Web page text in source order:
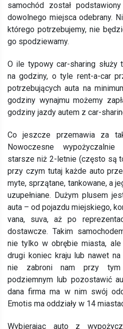
samochód został
dowolnego miejsca odebrany.
którego potrzebujemy, nie
go spodziewamy.
O ile typowy car-sharing służy
na godziny, o tyle rent-a-car
potrzebujących auta na
godziny wynajmu możemy
godziny jazdy autem z car-
Co jeszcze przemawia za
Nowoczesne
starsze niż 2-letnie (często są
przy czym tutaj każde auto
myte, sprzątane, tankowane, a
uzupełniane. Dużym plusem
auta – od pojazdu miejskiego,
vana, suva, aż po
dostawcze. Takim
nie tylko w obrębie miasta,
drugi koniec kraju lub nawet
nie zabroni nam przy tym
podziemnym lub pozostawić
dana firma ma w nim swój
Emotis ma oddziały w 14
Wybierając auto z